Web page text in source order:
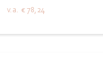
v.a. € 78,24